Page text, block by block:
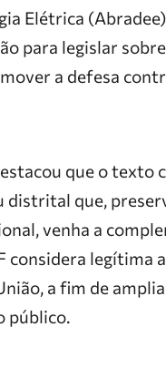
Elétrica
para legislar
a defesa
que o texto
distrital que,
venha a
considera legítima
a fim de
público.